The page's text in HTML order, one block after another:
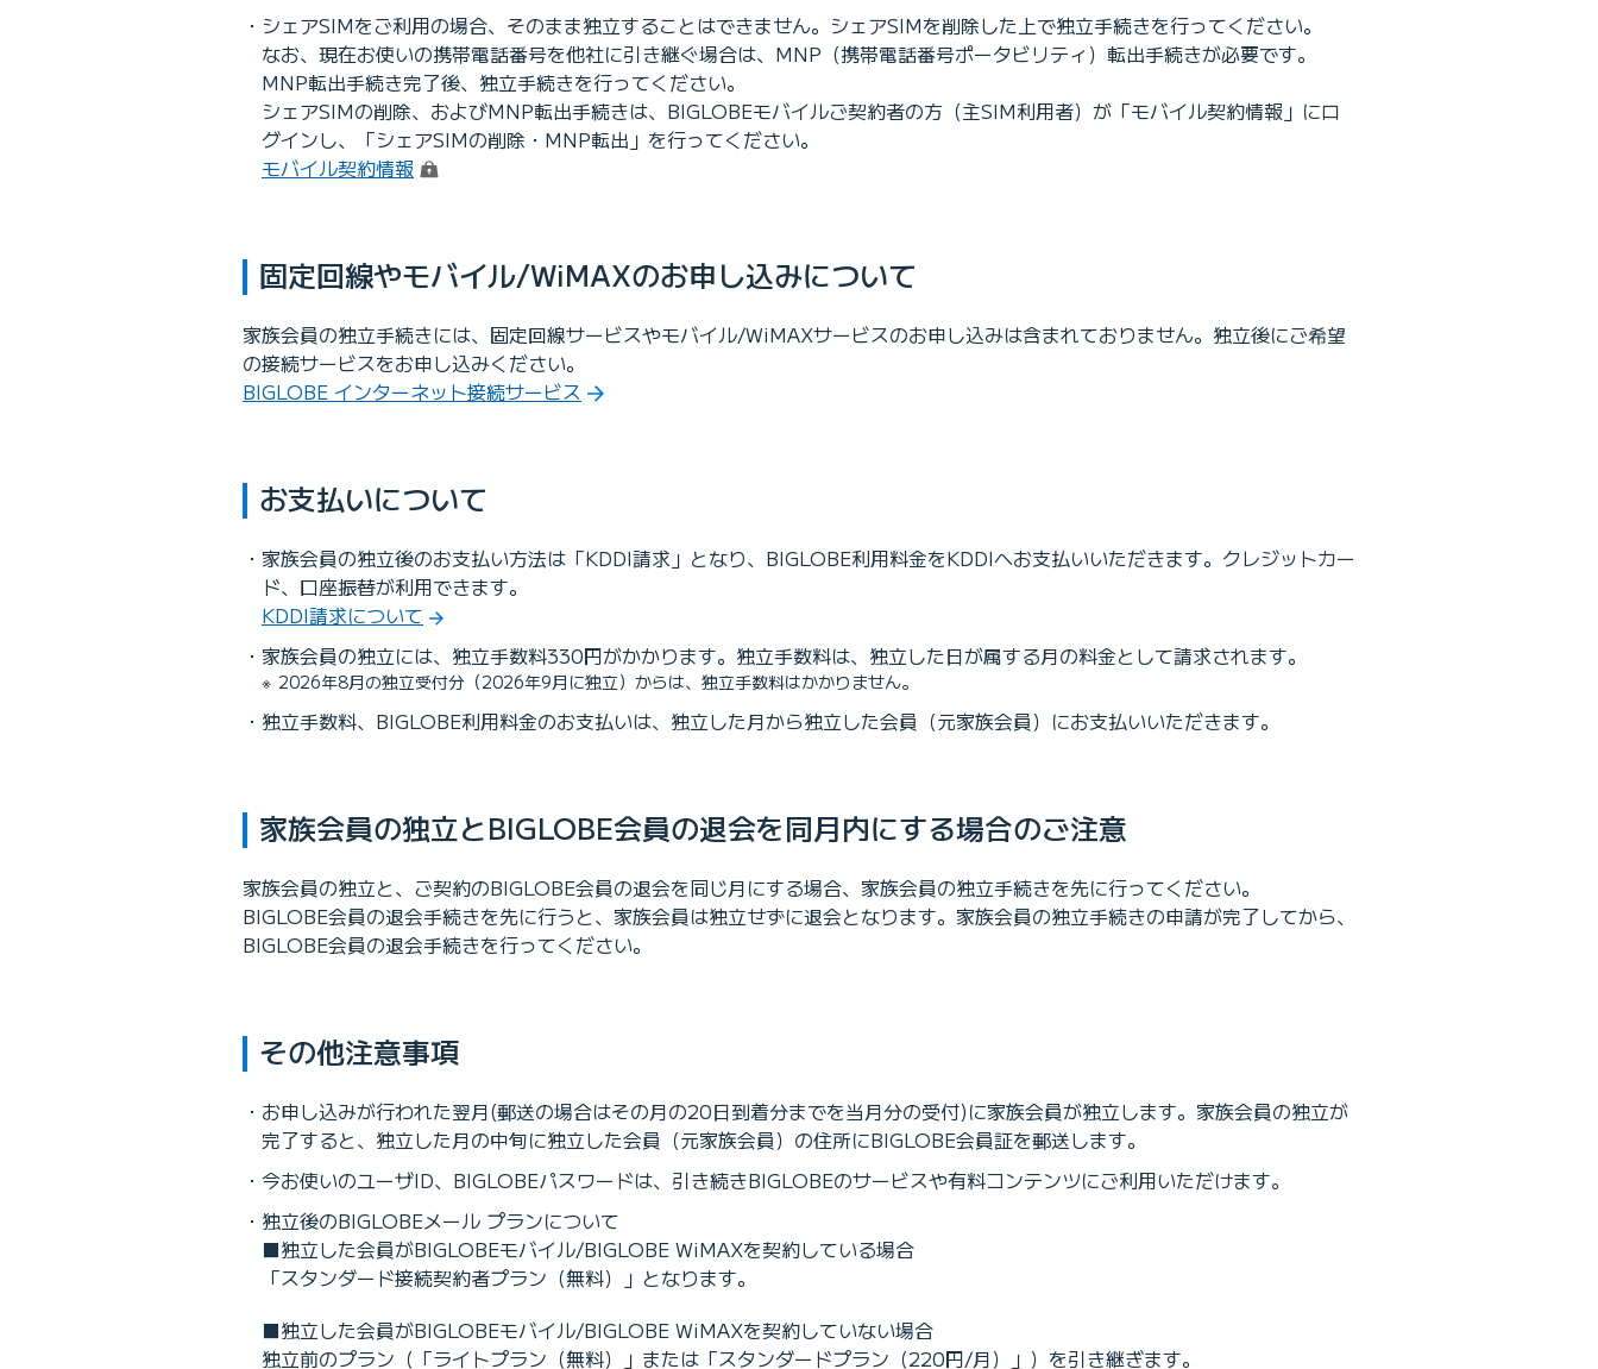
シェアSIMをご利用の場合、そのまま独立することはできません。シェアSIMを削除した上で独立手続きを行ってください。
なお、現在お使いの携帯電話番号を他社に引き継ぐ場合は、MNP（携帯電話番号ポータビリティ）転出手続きが必要です。
MNP転出手続き完了後、独立手続きを行ってください。
シェアSIMの削除、およびMNP転出手続きは、BIGLOBEモバイルご契約者の方（主SIM利用者）が「モバイル契約情報」にロ
グインし、「シェアSIMの削除・MNP転出」を行ってください。
モバイル契約情報 （ログイン）
固定回線やモバイル/WiMAXのお申し込みについて
家族会員の独立手続きには、固定回線サービスやモバイル/WiMAXサービスのお申し込みは含まれておりません。独立後にご希望
の接続サービスをお申し込みください。
BIGLOBE インターネット接続サービス
お支払いについて
家族会員の独立後のお支払い方法は「KDDI請求」となり、BIGLOBE利用料金をKDDIへお支払いいただきます。クレジットカー
ド、口座振替が利用できます。
KDDI請求について
家族会員の独立には、独立手数料330円がかかります。独立手数料は、独立した日が属する月の料金として請求されます。
2026年8月の独立受付分（2026年9月に独立）からは、独立手数料はかかりません。
独立手数料、BIGLOBE利用料金のお支払いは、独立した月から独立した会員（元家族会員）にお支払いいただきます。
家族会員の独立とBIGLOBE会員の退会を同月内にする場合のご注意
家族会員の独立と、ご契約のBIGLOBE会員の退会を同じ月にする場合、家族会員の独立手続きを先に行ってください。
BIGLOBE会員の退会手続きを先に行うと、家族会員は独立せずに退会となります。家族会員の独立手続きの申請が完了してから、
BIGLOBE会員の退会手続きを行ってください。
その他注意事項
お申し込みが行われた翌月(郵送の場合はその月の20日到着分までを当月分の受付)に家族会員が独立します。家族会員の独立が
完了すると、独立した月の中旬に独立した会員（元家族会員）の住所にBIGLOBE会員証を郵送します。
今お使いのユーザID、BIGLOBEパスワードは、引き続きBIGLOBEのサービスや有料コンテンツにご利用いただけます。
独立後のBIGLOBEメール プランについて
■独立した会員がBIGLOBEモバイル/BIGLOBE WiMAXを契約している場合
「スタンダード接続契約者プラン（無料）」となります。
■独立した会員がBIGLOBEモバイル/BIGLOBE WiMAXを契約していない場合
独立前のプラン（「ライトプラン（無料）」または「スタンダードプラン（220円/月）」）を引き継ぎます。